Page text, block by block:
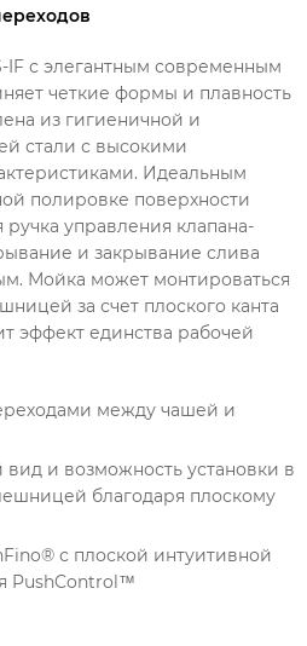
IF с элегантным современным
четкие формы и плавность
из гигиеничной и
стали с высокими
Идеальным
полировке поверхности
управления клапана-
и закрывание слива
Мойка может монтироваться
за счет плоского канта
эффект единства рабочей
между чашей и
и возможность установки в
благодаря плоскому
с плоской интуитивной
PushControl™